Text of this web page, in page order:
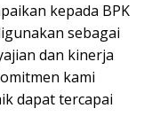
kepada BPK
sebagai
dan kinerja
kami
dapat tercapai